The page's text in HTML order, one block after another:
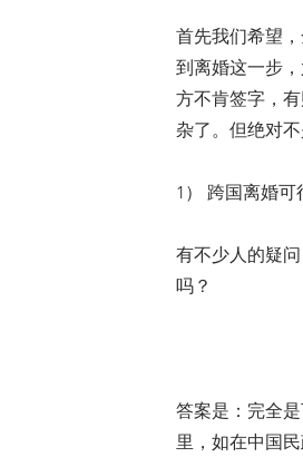
首先我们希望
到离婚这一步
方不肯签字，
杂了。但绝对不
1） 跨国离婚可
有不少人的疑
吗？
答案是：完全
里，如在中国